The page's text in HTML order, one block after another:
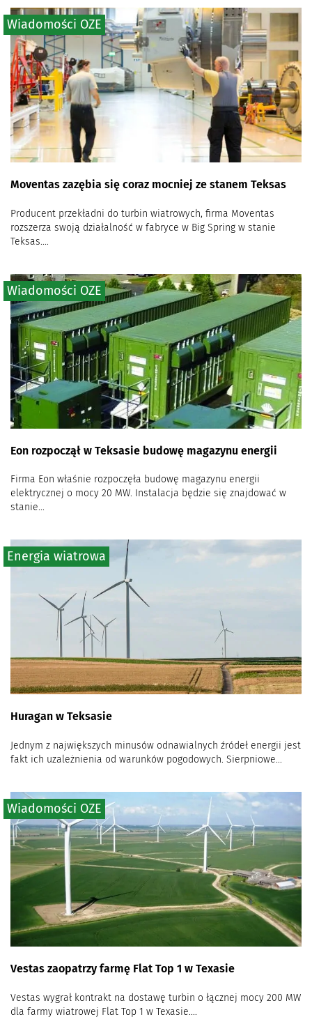
Moventas zazębia się coraz mocniej ze stanem Teksas
Producent przekładni do turbin wiatrowych, firma Moventas
rozszerza swoją działalność w fabryce w Big Spring w stanie
Teksas....
Wiadomości OZE
Eon rozpoczął w Teksasie budowę magazynu energii
Firma Eon właśnie rozpoczęła budowę magazynu energii
elektrycznej o mocy 20 MW. Instalacja będzie się znajdować w
stanie...
Wiadomości OZE
Huragan w Teksasie
Jednym z największych minusów odnawialnych źródeł energii jest
fakt ich uzależnienia od warunków pogodowych. Sierpniowe...
Energia wiatrowa
Vestas zaopatrzy farmę Flat Top 1 w Texasie
Vestas wygrał kontrakt na dostawę turbin o łącznej mocy 200 MW
dla farmy wiatrowej Flat Top 1 w Texasie....
Wiadomości OZE